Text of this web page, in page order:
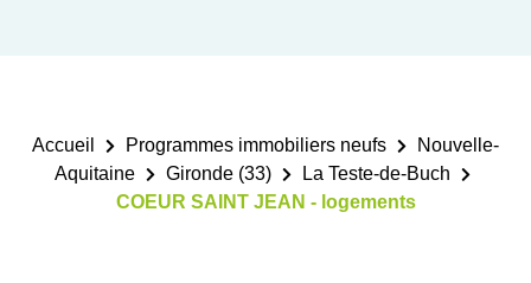
Accueil Programmes immobiliers neufs
Nouvelle-
Aquitaine
Gironde (33)
La Teste-de-Buch
COEUR SAINT JEAN - logements